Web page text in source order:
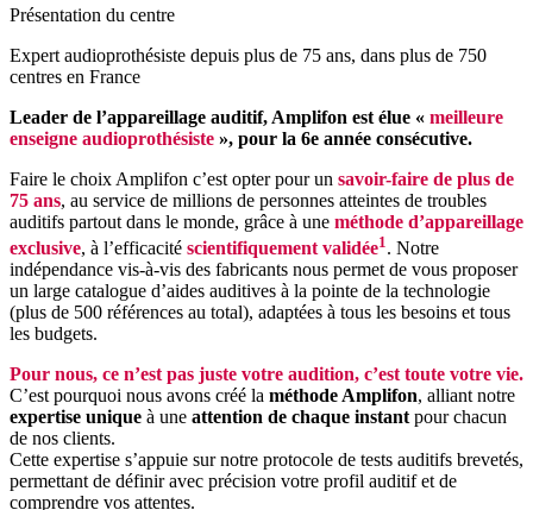
Présentation du centre
Expert audioprothésiste depuis plus de 75 ans, dans plus de 750
centres en France
Leader de l’appareillage auditif, Amplifon est élue « meilleure
enseigne audioprothésiste », pour la 6e année consécutive.
Faire le choix Amplifon c’est opter pour un savoir-faire de plus de
75 ans, au service de millions de personnes atteintes de troubles
auditifs partout dans le monde, grâce à une méthode d’appareillage
exclusive, à l’efficacité scientifiquement validée1. Notre
indépendance vis-à-vis des fabricants nous permet de vous proposer
un large catalogue d’aides auditives à la pointe de la technologie
(plus de 500 références au total), adaptées à tous les besoins et tous
les budgets.
Pour nous, ce n’est pas juste votre audition, c’est toute votre vie.
C’est pourquoi nous avons créé la méthode Amplifon, alliant notre
expertise unique à une attention de chaque instantpour chacun
de nos clients.
Cette expertise s’appuie sur notre protocole de tests auditifs brevetés,
permettant de définir avec précision votre profil auditif et de
comprendre vos attentes.